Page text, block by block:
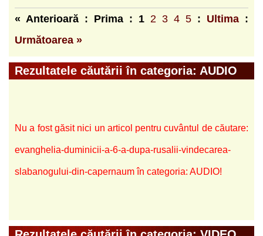
« Anterioară : Prima : 1 2 3 4 5 : Ultima :
Următoarea »
Rezultatele căutării în categoria: AUDIO
Nu a fost găsit nici un articol pentru cuvântul de căutare:
evanghelia-duminicii-a-6-a-dupa-rusalii-vindecarea-
slabanogului-din-capernaum în categoria: AUDIO!